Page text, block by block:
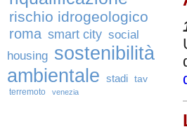
rischio idrogeologico
roma smart city social
housing sostenibilità
ambientale stadi tav
terremoto venezia